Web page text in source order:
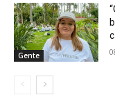
Gente